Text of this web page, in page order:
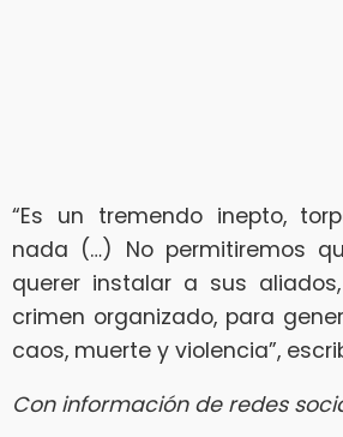
“Es un tremendo inepto,
nada (…) No permitiremos
querer instalar a sus
crimen organizado, para
caos, muerte y violencia”,
Con información de redes